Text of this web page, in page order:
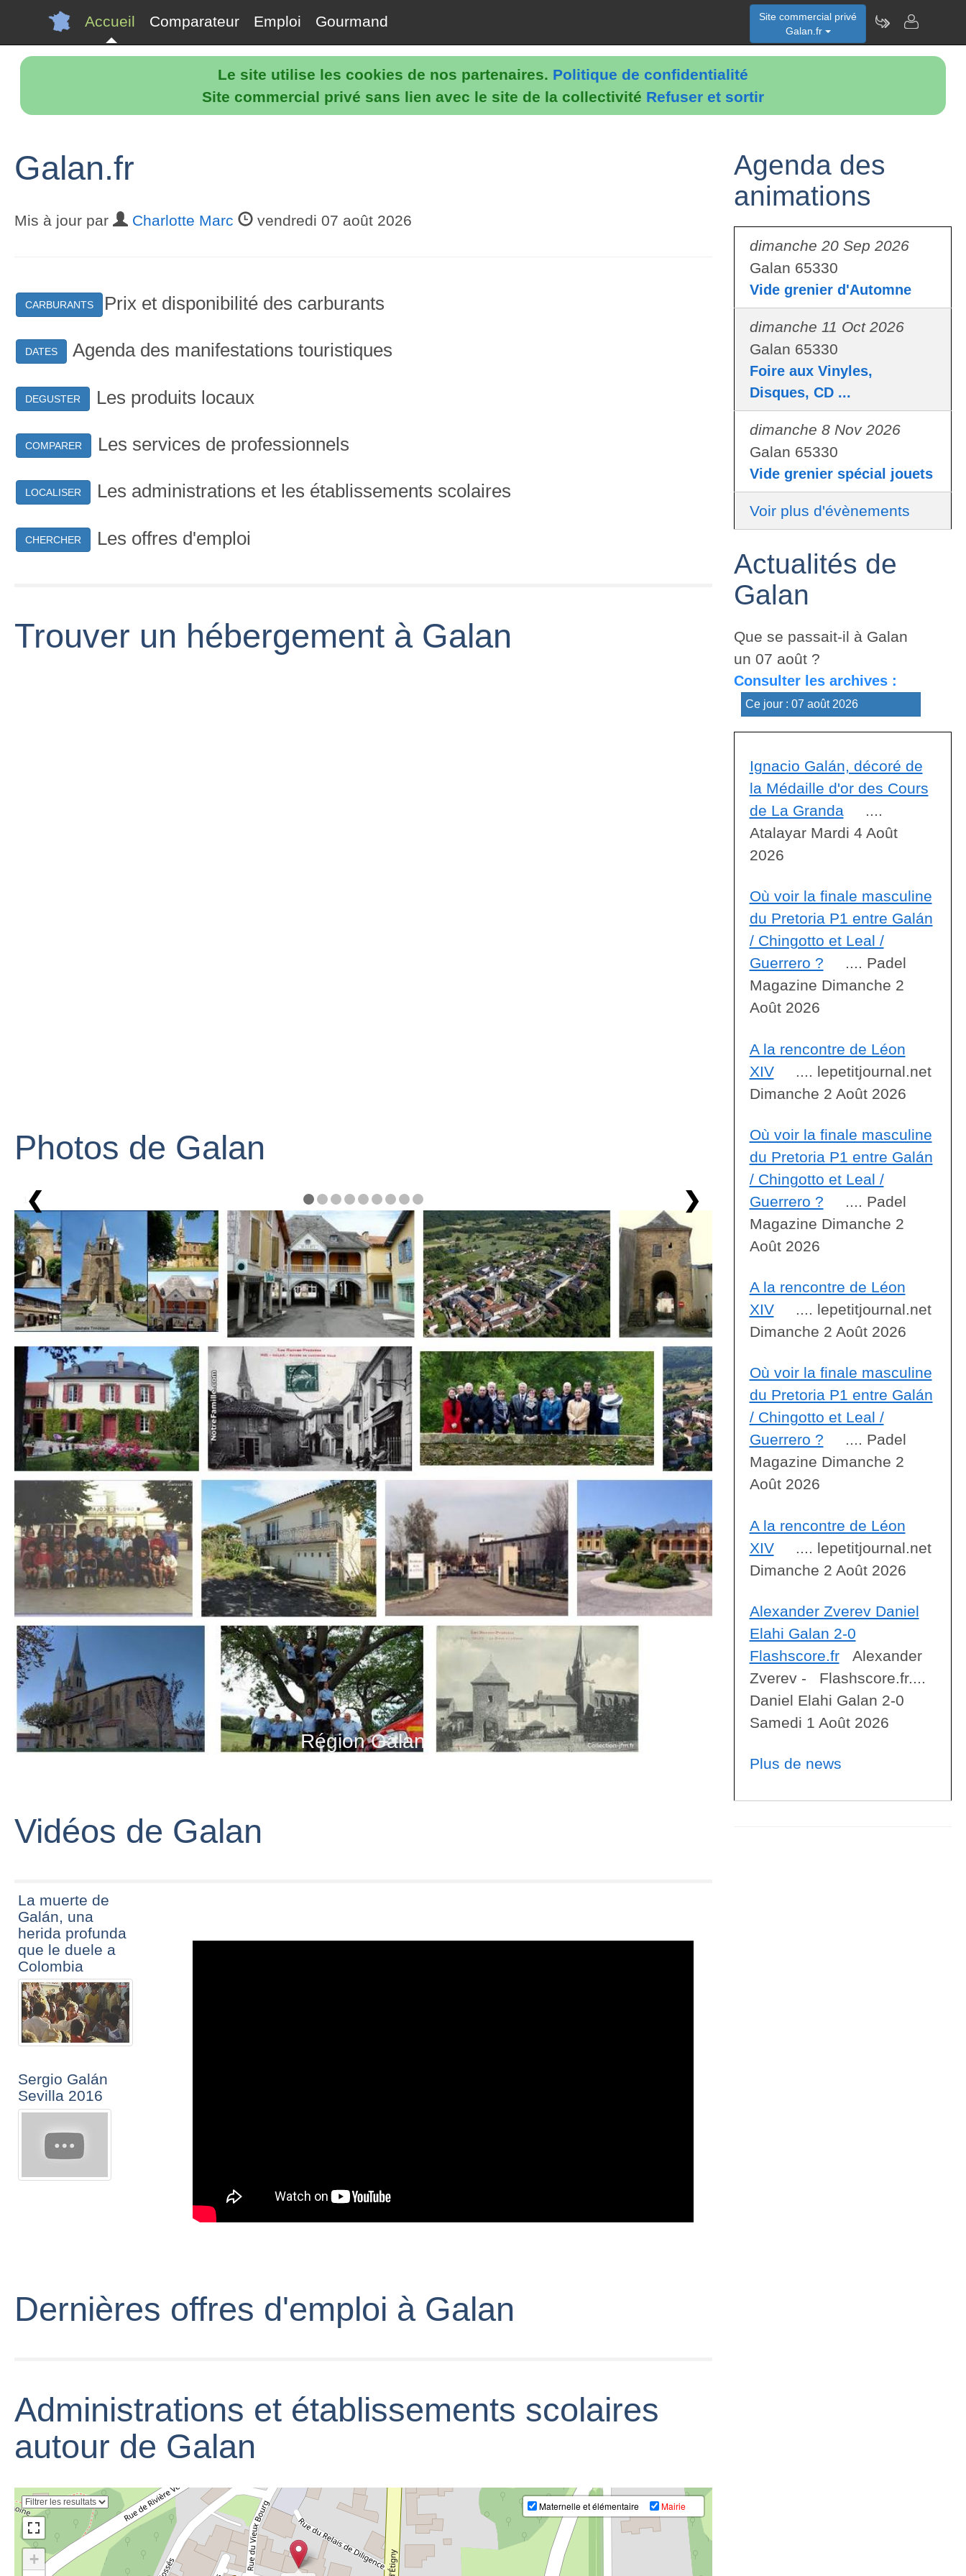
Le site utilise les cookies de nos partenaires. Politique de confidentialité
Site commercial privé sans lien avec le site de la collectivité Refuser et sortir
Accueil Comparateur Emploi Gourmand
Site commercial privé
Galan.fr
Galan.fr
Mis à jour par Charlotte Marc vendredi 07 août 2026
CARBURANTS Prix et disponibilité des carburants
DATES Agenda des manifestations touristiques
DEGUSTER Les produits locaux
COMPARER Les services de professionnels
LOCALISER Les administrations et les établissements scolaires
CHERCHER Les offres d'emploi
Trouver un hébergement à Galan
Photos de Galan
1 / 9
Région Galan
❮ ❯
Vidéos de Galan
La muerte de
Galán, una
herida profunda
que le duele a
Colombia
Sergio Galán
Sevilla 2016
Mij
🚦Resumen
semanal
INVERSION en
►BOLSA📈 con
Dernières offres d'emploi à Galan
Administrations et établissements scolaires
autour de Galan
+
Maternelle et élémentaire Mairie
Agenda des
animations
dimanche 20 Sep 2026
Galan 65330
Vide grenier d'Automne
dimanche 11 Oct 2026
Galan 65330
Foire aux Vinyles,
Disques, CD ...
dimanche 8 Nov 2026
Galan 65330
Vide grenier spécial jouets
Voir plus d'évènements
Actualités de
Galan
Que se passait-il à Galan
un 07 août ?
Consulter les archives :
Ignacio Galán, décoré de
la Médaille d'or des Cours
de La Granda....
Atalayar Mardi 4 Août
2026
Où voir la finale masculine
du Pretoria P1 entre Galán
/ Chingotto et Leal /
Guerrero ? .... Padel
Magazine Dimanche 2
Août 2026
A la rencontre de Léon
XIV.... lepetitjournal.net
Dimanche 2 Août 2026
Où voir la finale masculine
du Pretoria P1 entre Galán
/ Chingotto et Leal /
Guerrero ? .... Padel
Magazine Dimanche 2
Août 2026
A la rencontre de Léon
XIV.... lepetitjournal.net
Dimanche 2 Août 2026
Où voir la finale masculine
du Pretoria P1 entre Galán
/ Chingotto et Leal /
Guerrero ? .... Padel
Magazine Dimanche 2
Août 2026
A la rencontre de Léon
XIV.... lepetitjournal.net
Dimanche 2 Août 2026
Alexander Zverev Daniel
Elahi Galan 2-0
Flashscore.frAlexander
Zverev - Flashscore.fr....
Daniel Elahi Galan 2-0
Samedi 1 Août 2026
Plus de news